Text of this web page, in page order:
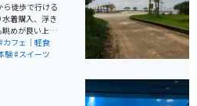
ら徒歩で行ける
着購入、浮き
めが良い上に
ん。シーズン
ルアイスクリ
ーチで遊び、
旅行が満喫出
カフェ｜軽食
験#スイーツ